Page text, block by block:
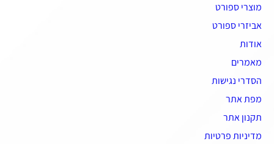
מוצרי ספורט
אביזרי ספורט
אודות
מאמרים
הסדרי נגישות
מפת אתר
תקנון אתר
מדיניות פרטיות